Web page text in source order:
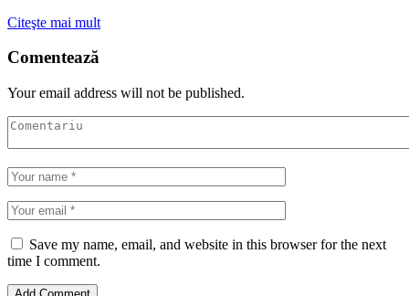
Citeşte mai mult
Comentează
Your email address will not be published.
Save my name, email, and website in this browser for the next
time I comment.